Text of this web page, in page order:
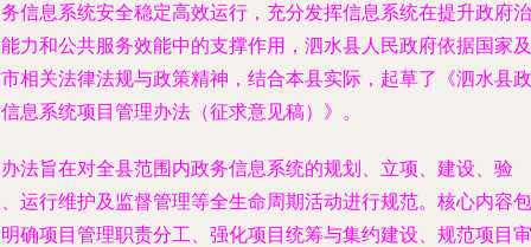
信息系统安全稳定高效运行，充分发挥信息系统在提升政府治
力和公共服务效能中的支撑作用，泗水县人民政府依据国家及
相关法律法规与政策精神，结合本县实际，起草了《泗水县政
息系统项目管理办法（征求意见稿）》。
法旨在对全县范围内政务信息系统的规划、立项、建设、验
运行维护及监督管理等全生命周期活动进行规范。核心内容包
确项目管理职责分工、强化项目统筹与集约建设、规范项目审